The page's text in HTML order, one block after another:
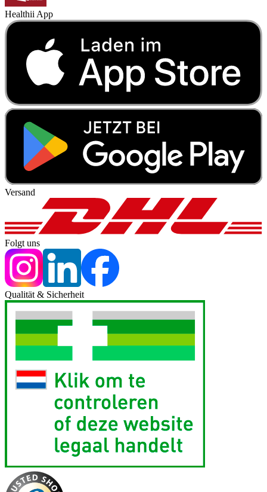
Healthii App
Versand
Folgt uns
Qualität & Sicherheit